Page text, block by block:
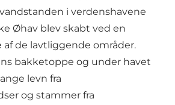
i verdenshavene
Øhav blev skabt ved en
af de lavtliggende områder.
bakketoppe og under havet
levn fra
og stammer fra